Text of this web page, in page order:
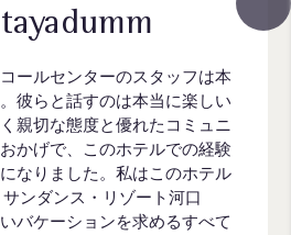
ールセンターのスタッフは本
彼らと話すのは本当に楽しい
親切な態度と優れたコミュニ
かげで、このホテルでの経験
なりました。私はこのホテル
サンダンス・リゾート河口
バケーションを求めるすべて